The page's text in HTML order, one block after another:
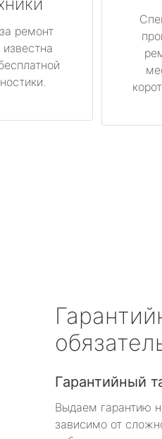
ремонт
известна
Гарантийный
Выдаем гарантию
зависимо от